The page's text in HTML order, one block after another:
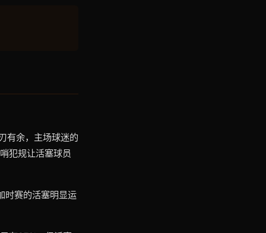
有余，主场球迷的
犯规让活塞球员
时赛的活塞明显运